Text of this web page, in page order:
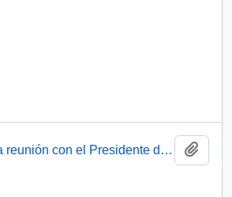
Nómina de académicos del Instituto de Chile convocados a una reunión con el Presidente de la República el 19 de abril de 1990